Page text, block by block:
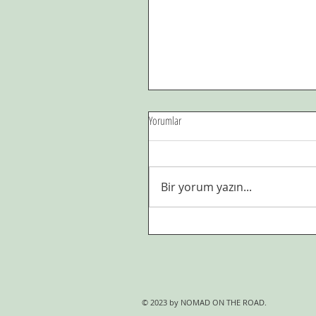
Şehr-i El-Aziz seherinde kıyama
Yorumlar
Bir yorum yazın...
© 2023 by NOMAD ON THE ROAD.